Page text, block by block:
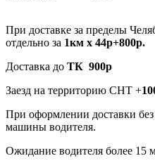
При доставке за пределы
отдельно за 1км х 44р+800р.
Доставка до ТК 900р
Заезд на территорию СНТ +
При оформлении доставки без
машины водителя.
Ожидание водителя более 15